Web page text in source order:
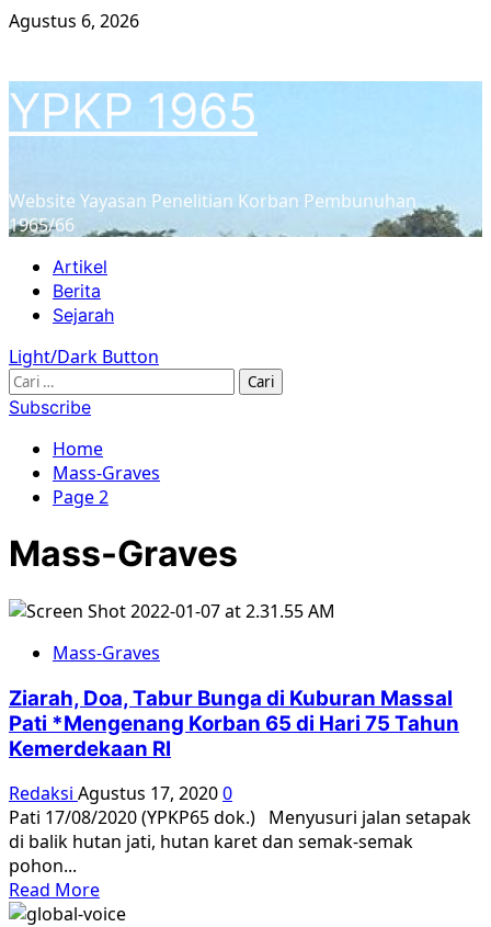
Skip
Agustus 6, 2026
YPKP 1965
Website Yayasan Penelitian Korban Pembunuhan
1965/66
Primary
Menu
Artikel
Berita
Sejarah
Light/Dark Button
Cari
untuk:
Subscribe
Home
Mass-Graves
Page 2
Mass-Graves
Mass-Graves
Ziarah, Doa, Tabur Bunga di Kuburan Massal
Pati *Mengenang Korban 65 di Hari 75 Tahun
Kemerdekaan RI
Redaksi Agustus 17, 20200
Pati 17/08/2020 (YPKP65 dok.) Menyusuri jalan setapak
di balik hutan jati, hutan karet dan semak-semak
pohon...
Read MoreRead
more